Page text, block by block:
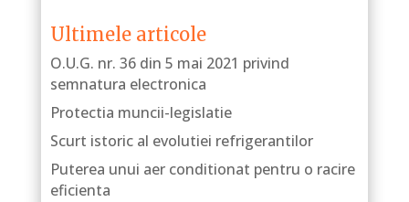
Ultimele articole
O.U.G. nr. 36 din 5 mai 2021 privind
semnatura electronica
Protectia muncii-legislatie
Scurt istoric al evolutiei refrigerantilor
Puterea unui aer conditionat pentru o racire
eficienta